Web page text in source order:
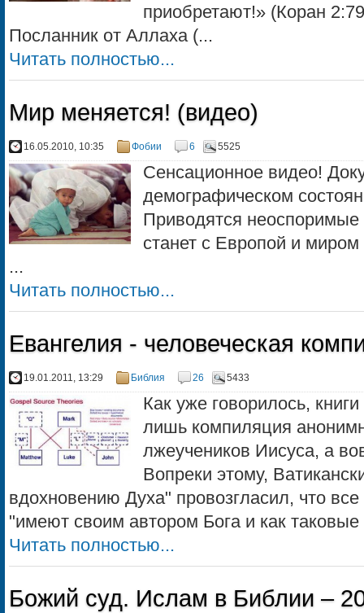
приобретают!» (Коран
Посланник от Аллаха (...
Читать полностью...
Мир меняется! (видео)
16.05.2010, 10:35 Фобии 6 5525
Сенсационное видео!
демографическом
Приводятся
станет с Европой и
...
Читать полностью...
Евангелия - человеческая
19.01.2011, 13:29 Библия 26 5433
Как уже говорилось,
лишь компиляция
лжеучеников Иисуса, а
Вопреки этому,
вдохновению Духа" провозгласил, что все
"имеют своим автором Бога и как
Читать полностью...
Божий суд. Ислам в Библии –